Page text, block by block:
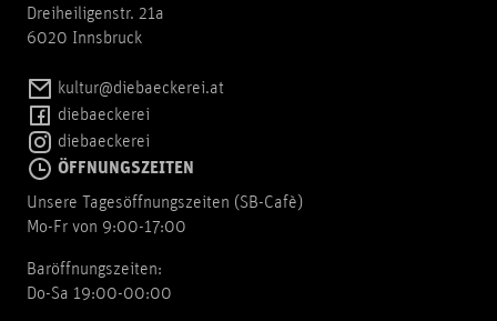
Dreiheiligenstr. 21a
6020 Innsbruck
kultur@diebaeckerei.at
diebaeckerei
diebaeckerei
ÖFFNUNGSZEITEN
Unsere Tagesöffnungszeiten (SB-Cafè)
Mo-Fr von 9:00-17:00
Baröffnungszeiten:
Do-Sa 19:00-00:00